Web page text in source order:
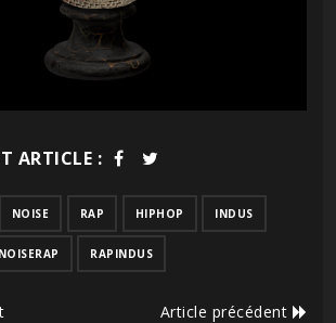
ARTICLE :
NOISE RAP HIPHOP INDUS
NOISERAP RAPINDUS
Article précédent